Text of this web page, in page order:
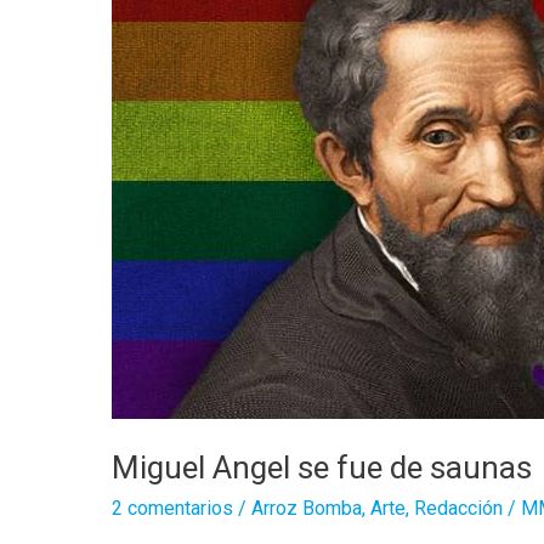
Grant
Miguel Angel se fue de saunas
2 comentarios / Arroz Bomba, Arte, Redacción /